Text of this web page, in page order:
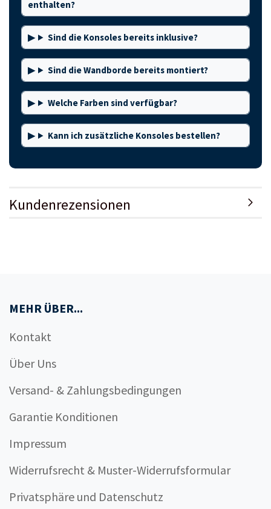
enthalten?
Sind die Konsoles bereits inklusive?
Sind die Wandborde bereits montiert?
Welche Farben sind verfügbar?
Kann ich zusätzliche Konsoles bestellen?
Kundenrezensionen
MEHR ÜBER...
Kontakt
Über Uns
Versand- & Zahlungsbedingungen
Garantie Konditionen
Impressum
Widerrufsrecht & Muster-Widerrufsformular
Privatsphäre und Datenschutz